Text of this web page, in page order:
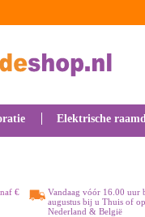
Elektrische
€
Vandaag vóór 16.00 uur
augustus bij u Thuis of
Nederland & België